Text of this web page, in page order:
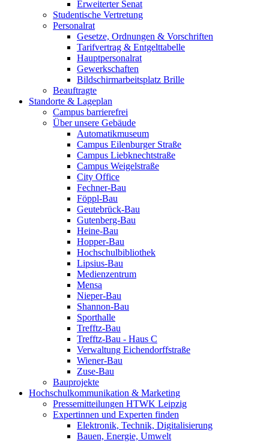
Erweiterter Senat
Studentische Vertretung
Personalrat
Gesetze, Ordnungen & Vorschriften
Tarifvertrag & Entgelttabelle
Hauptpersonalrat
Gewerkschaften
Bildschirmarbeitsplatz Brille
Beauftragte
Standorte & Lageplan
Campus barrierefrei
Über unsere Gebäude
Automatikmuseum
Campus Eilenburger Straße
Campus Liebknechtstraße
Campus Weigelstraße
City Office
Fechner-Bau
Föppl-Bau
Geutebrück-Bau
Gutenberg-Bau
Heine-Bau
Hopper-Bau
Hochschulbibliothek
Lipsius-Bau
Medienzentrum
Mensa
Nieper-Bau
Shannon-Bau
Sporthalle
Trefftz-Bau
Trefftz-Bau - Haus C
Verwaltung Eichendorffstraße
Wiener-Bau
Zuse-Bau
Bauprojekte
Hochschulkommunikation & Marketing
Pressemitteilungen HTWK Leipzig
Expertinnen und Experten finden
Elektronik, Technik, Digitalisierung
Bauen, Energie, Umwelt